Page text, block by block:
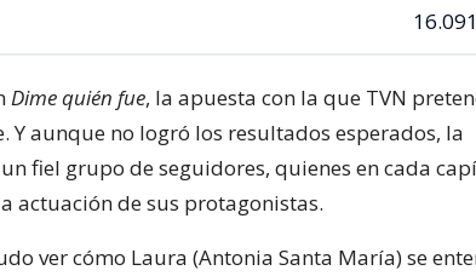
16.091
Dime quién fue, la apuesta con la que TVN
aunque no logró los resultados esperados, la
fiel grupo de seguidores, quienes en cada
actuación de sus protagonistas.
ver cómo Laura (Antonia Santa María) se